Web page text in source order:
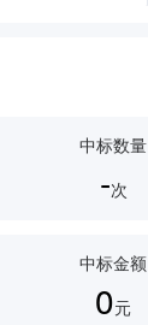
中标数量
-次
中标金额
0元